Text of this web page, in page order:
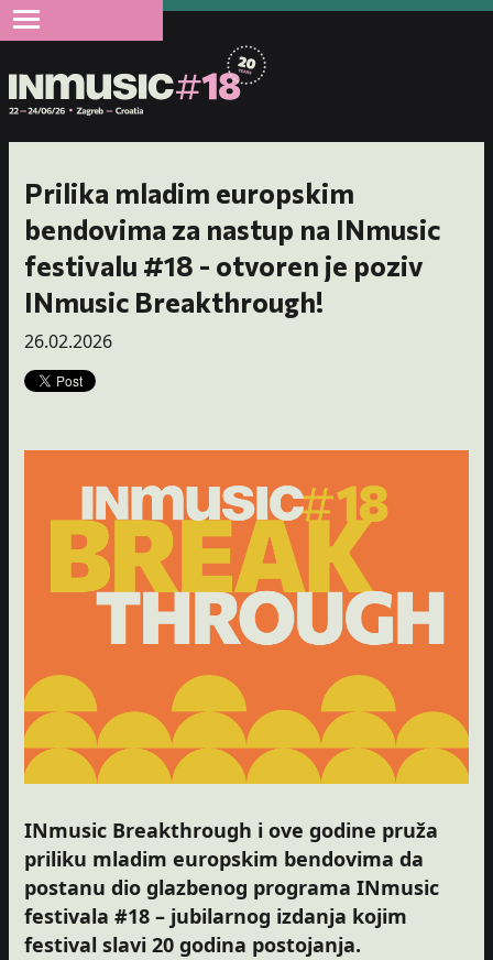
Prilika mladim europskim
bendovima za nastup na INmusic
festivalu #18 - otvoren je poziv
INmusic Breakthrough!
26.02.2026
INmusic Breakthrough i ove godine pruža
priliku mladim europskim bendovima da
postanu dio glazbenog programa INmusic
festivala #18 – jubilarnog izdanja kojim
festival slavi 20 godina postojanja.